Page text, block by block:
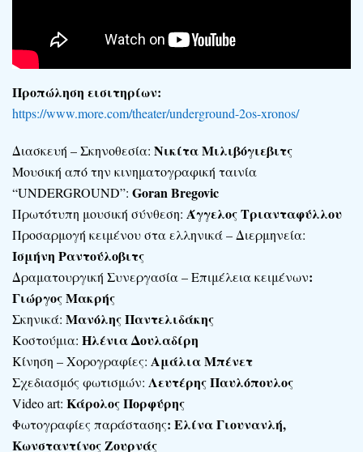
Προπώληση εισιτηρίων:
https://www.more.com/theater/underground-2os-xronos/
Διασκευή – Σκηνοθεσία: Νικίτα Μιλιβόγιεβιτς
Μουσική από την κινηματογραφική ταινία
“UNDERGROUND”: Goran Bregovic
Πρωτότυπη μουσική σύνθεση: Άγγελος Τριανταφύλλου
Προσαρμογή κειμένου στα ελληνικά – Διερμηνεία:
Ισμήνη Ραντούλοβιτς
Δραματουργική Συνεργασία – Επιμέλεια κειμένων:
Γιώργος Μακρής
Σκηνικά: Μανόλης Παντελιδάκης
Κοστούμια: Ηλένια Δουλαδίρη
Κίνηση – Χορογραφίες: Αμάλια Μπένετ
Σχεδιασμός φωτισμών: Λευτέρης Παυλόπουλος
Video art: Κάρολος Πορφύρης
Φωτογραφίες παράστασης: Ελίνα Γιουνανλή,
Κωνσταντίνος Ζουρνάς